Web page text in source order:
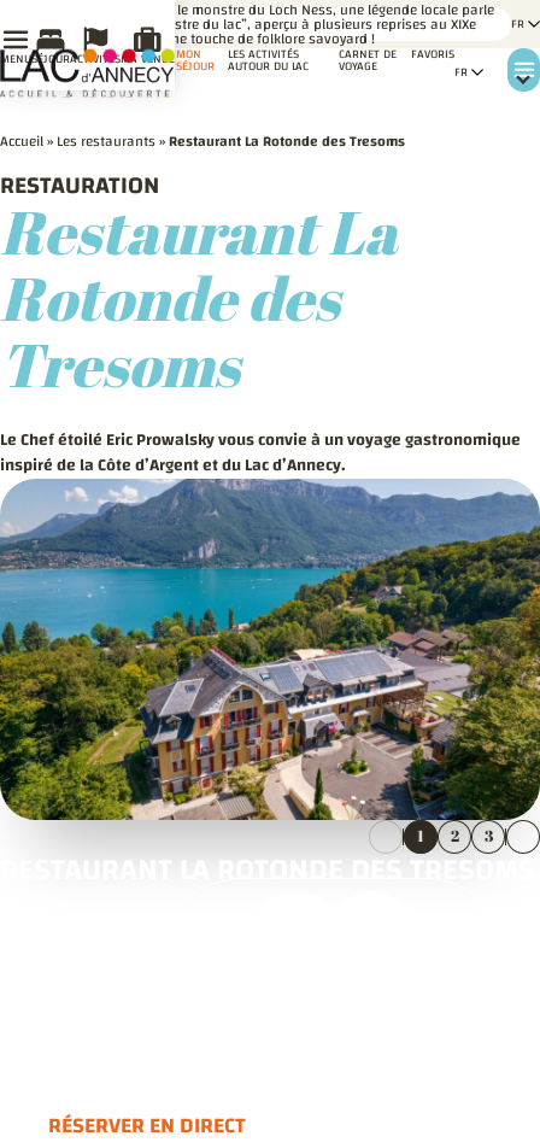
SAVIEZ-
VOUS ?
Comme le monstre du Loch Ness, une légende locale parle
du “monstre du lac”, aperçu à plusieurs reprises au XIXe
siècle. Une touche de folklore savoyard !
MON
SÉJOUR
LES ACTIVITÉS
AUTOUR DU LAC
CARNET DE
VOYAGE
FAVORIS
MENUSÉJOURACTIVITÉSMA VENUE
Accueil»Les restaurants»Restaurant La Rotonde des Tresoms
RESTAURATION
Restaurant La
Rotonde des
Tresoms
Le Chef étoilé Eric Prowalsky vous convie à un voyage gastronomique
inspiré de la Côte d’Argent et du Lac d’Annecy.
1 2 3
RESTAURANT LA ROTONDE DES TRESOMS
RÉSERVER EN DIRECT
OUVRE DANS UNE NOUVELLE FENÊTRE